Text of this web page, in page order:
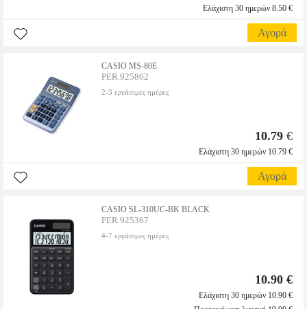
Ελάχιστη 30 ημερών 8.50 €
Αγορά
CASIO MS-80E
PER.925862
2-3 εργάσιμες ημέρες
10.79 €
Ελάχιστη 30 ημερών 10.79 €
Αγορά
CASIO SL-310UC-BK BLACK
PER.925367
4-7 εργάσιμες ημέρες
10.90 €
Ελάχιστη 30 ημερών 10.90 €